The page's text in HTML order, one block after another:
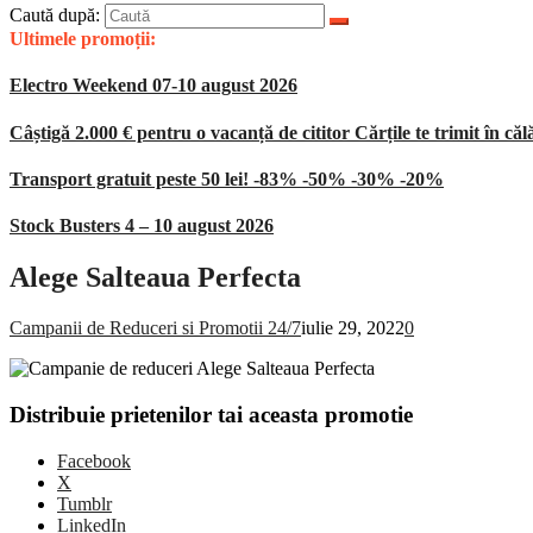
Caută după:
Ultimele promoții:
Electro Weekend 07-10 august 2026
Câștigă 2.000 € pentru o vacanță de cititor Cărțile te trimit în
Transport gratuit peste 50 lei! -83% -50% -30% -20%
Stock Busters 4 – 10 august 2026
Alege Salteaua Perfecta
Campanii de Reduceri si Promotii 24/7iulie 29, 20220
Distribuie prietenilor tai aceasta promotie
Facebook
X
Tumblr
LinkedIn